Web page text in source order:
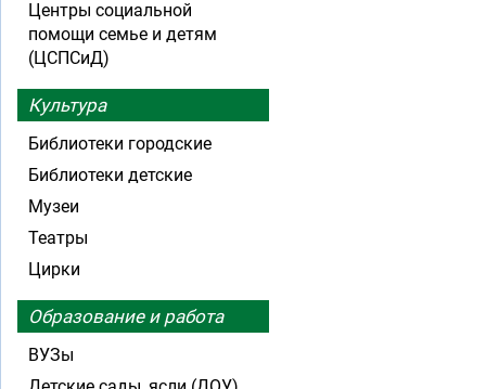
Центры социальной
помощи семье и детям
(ЦСПСиД)
Культура
Библиотеки городские
Библиотеки детские
Музеи
Театры
Цирки
Образование и работа
ВУЗы